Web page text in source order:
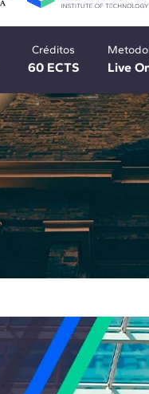
Créditos
60 ECTS Live